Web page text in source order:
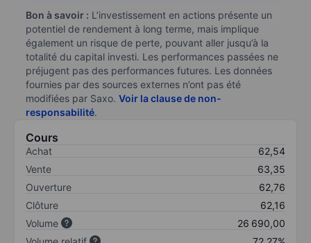
Bon à savoir : L’investissement en actions présente un
potentiel de rendement à long terme, mais implique
également un risque de perte, pouvant aller jusqu’à la
totalité du capital investi. Les performances passées ne
préjugent pas des performances futures. Les données
fournies par des sources externes n’ont pas été
modifiées par Saxo. Voir la clause de non-
responsabilité.
Cours
Achat
62,54
Vente
63,35
Ouverture
62,76
Clôture
62,16
Volume
26 690,00